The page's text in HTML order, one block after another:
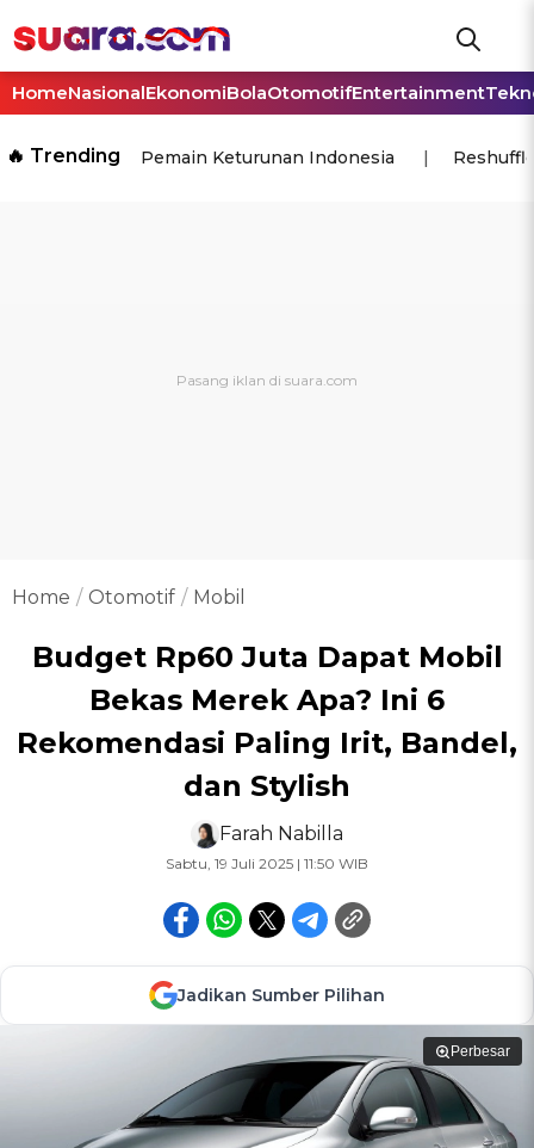
HomeNasionalEkonomiBolaOtomotifEntertainment
🔥 Trending Pemain Keturunan Indonesia
Home Otomotif Mobil
Budget Rp60 Juta Dapat Mobil
Bekas Merek Apa? Ini 6
Rekomendasi Paling Irit, Bandel,
dan Stylish
Farah Nabilla
Sabtu, 19 Juli 2025 | 11:50 WIB
Jadikan Sumber Pilihan
Perbesar